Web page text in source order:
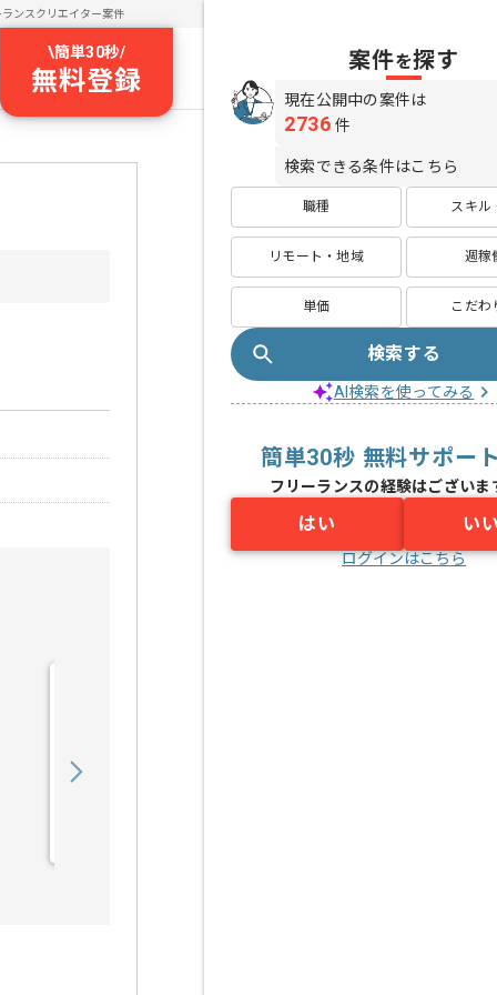
ランスクリエイター案件
\簡単30秒/
無料登録
案件を探す
現在公開中の案件は
2736 件
検索できる条件はこちら
職種 スキル
リモート・地域 週稼
単価 こだわ
検索する
AI検索を使ってみる
簡単30秒 無料サポー
フリーランスの経験はございま
はい い
ログインはこちら